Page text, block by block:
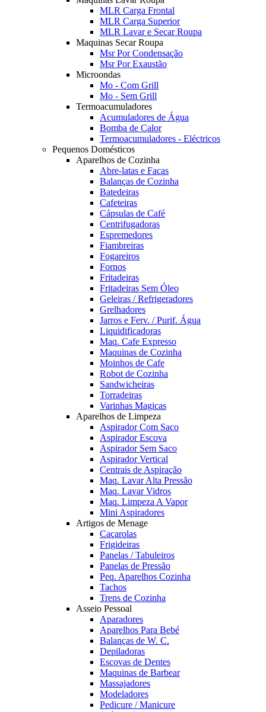
MLR Carga Frontal
MLR Carga Superior
MLR Lavar e Secar Roupa
Maquinas Secar Roupa
Msr Por Condensação
Msr Por Exaustão
Microondas
Mo - Com Grill
Mo - Sem Grill
Termoacumuladores
Acumuladores de Água
Bomba de Calor
Termoacumuladores - Eléctricos
Pequenos Domésticos
Aparelhos de Cozinha
Abre-latas e Facas
Balanças de Cozinha
Batedeiras
Cafeteiras
Cápsulas de Café
Centrifugadoras
Espremedores
Fiambreiras
Fogareiros
Fornos
Fritadeiras
Fritadeiras Sem Óleo
Geleiras / Refrigeradores
Grelhadores
Jarros e Ferv. / Purif. Água
Liquidificadoras
Maq. Cafe Expresso
Maquinas de Cozinha
Moinhos de Cafe
Robot de Cozinha
Sandwicheiras
Torradeiras
Varinhas Magicas
Aparelhos de Limpeza
Aspirador Com Saco
Aspirador Escova
Aspirador Sem Saco
Aspirador Vertical
Centrais de Aspiração
Maq. Lavar Alta Pressão
Maq. Lavar Vidros
Maq. Limpeza A Vapor
Mini Aspiradores
Artigos de Menage
Caçarolas
Frigideiras
Panelas / Tabuleiros
Panelas de Pressão
Peq. Aparelhos Cozinha
Tachos
Trens de Cozinha
Asseio Pessoal
Aparadores
Aparelhos Para Bebé
Balanças de W. C.
Depiladoras
Escovas de Dentes
Maquinas de Barbear
Massajadores
Modeladores
Pedicure / Manicure